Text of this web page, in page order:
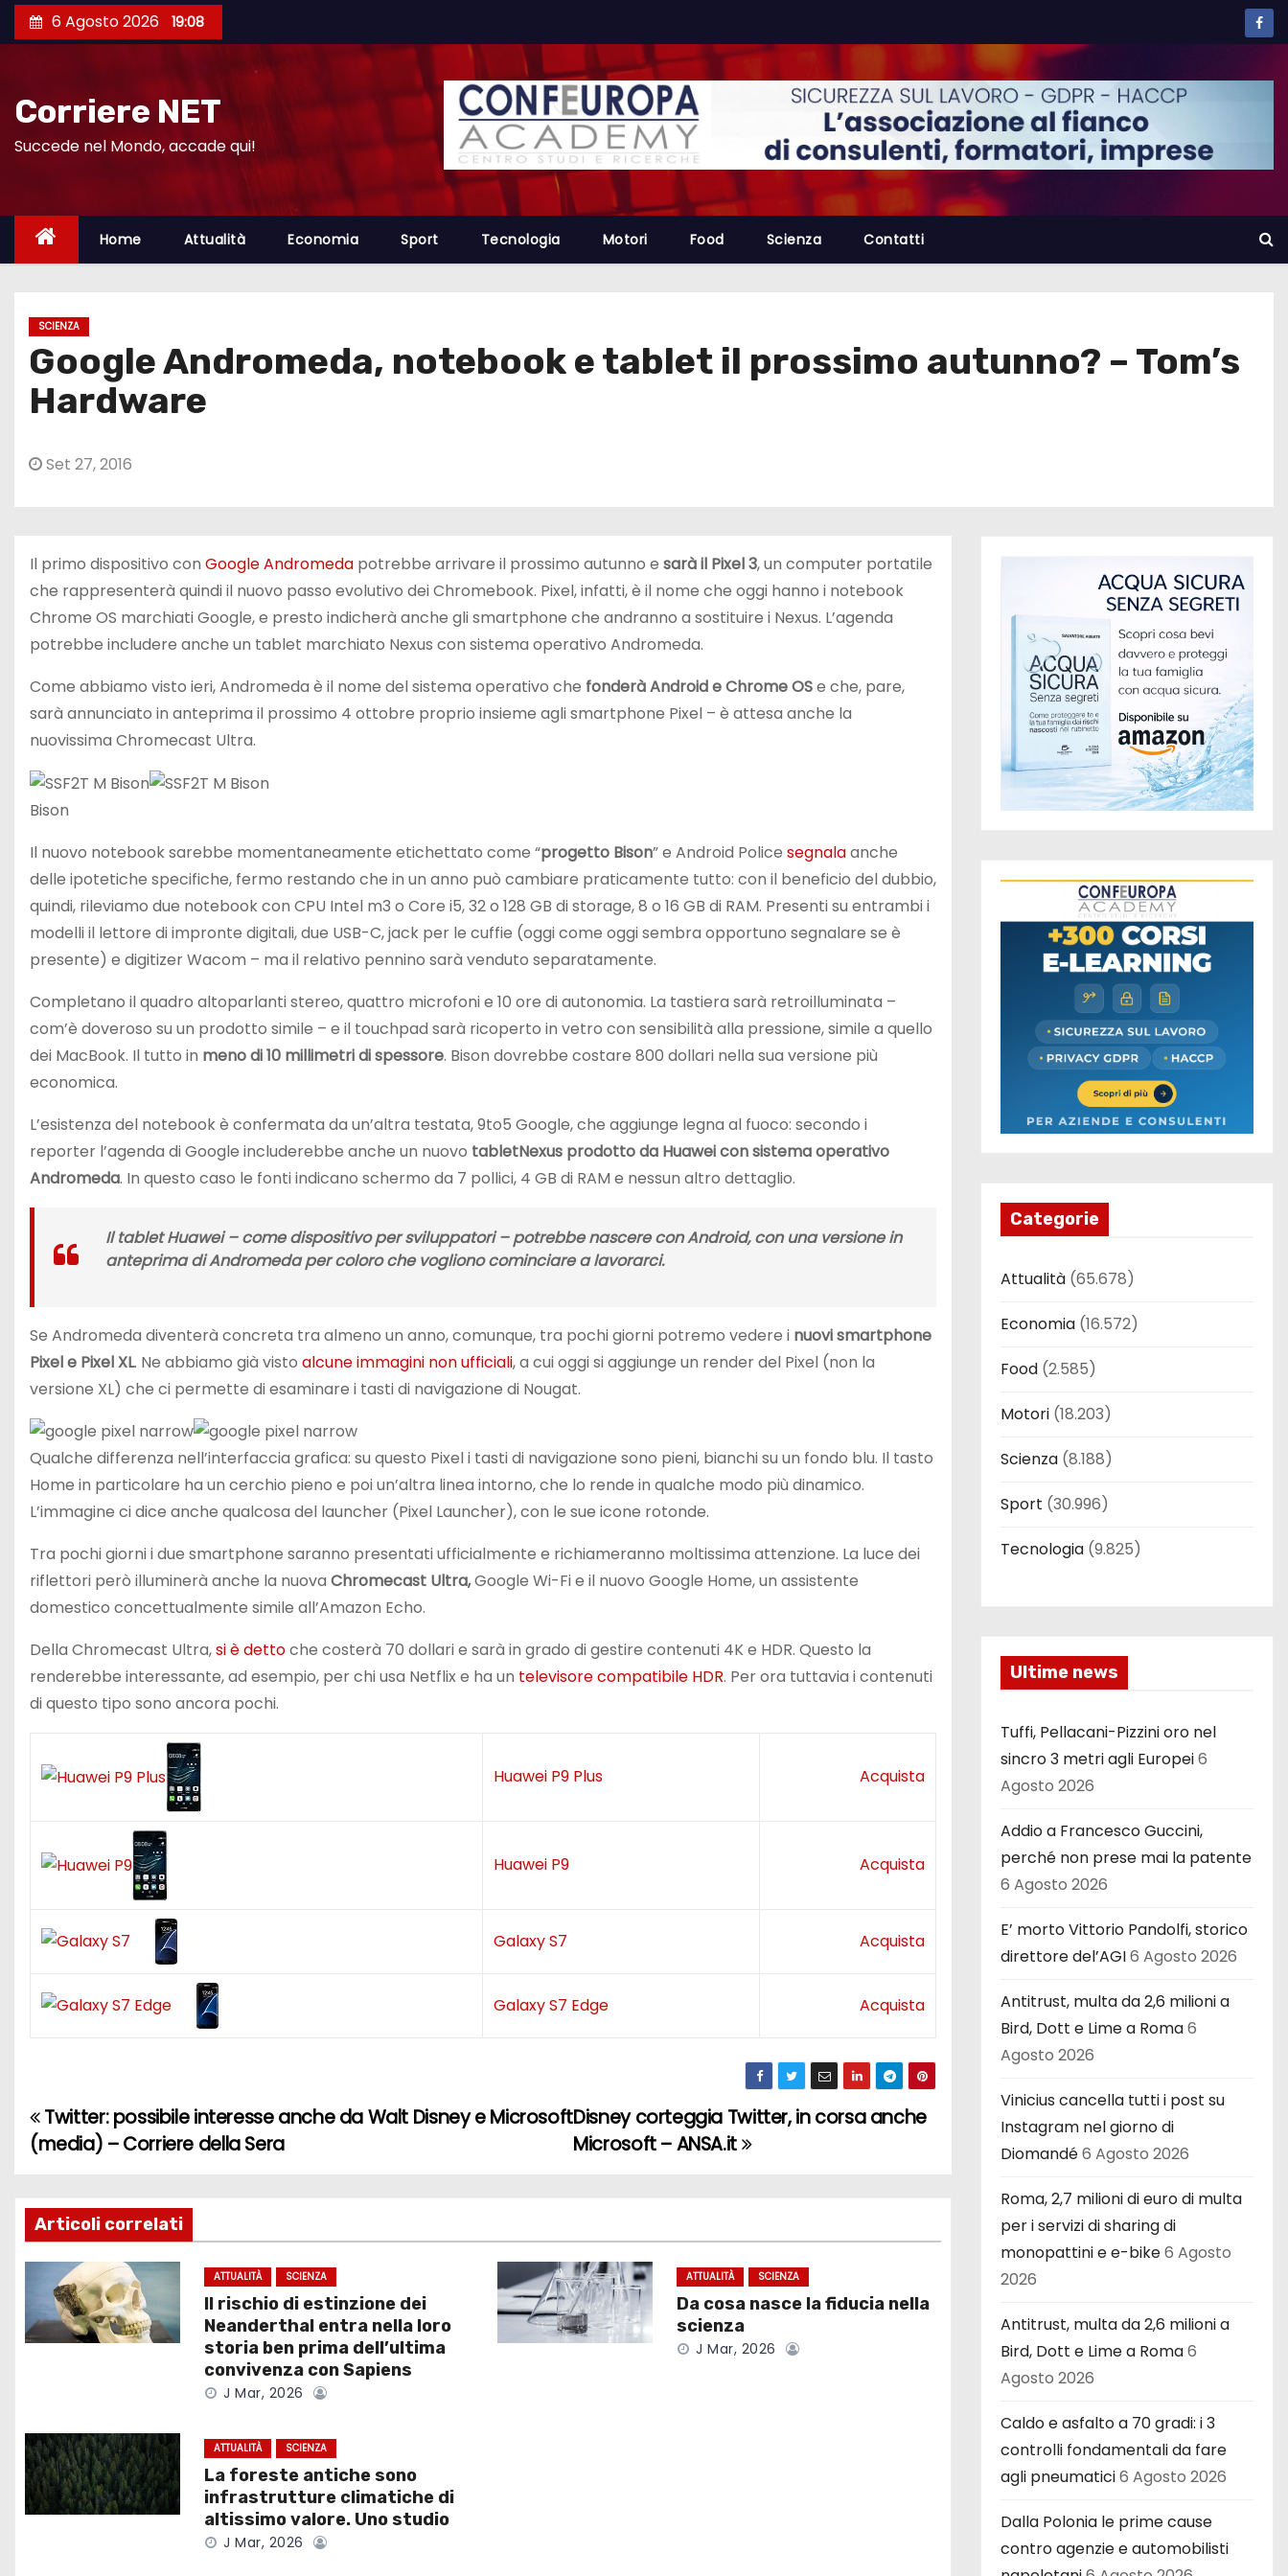
a
6 Agosto 2026 19:08
Corriere NET
Succede nel Mondo, accade qui!
Home Attualità Economia Sport Tecnologia Motori Food Scienza Contatti
SCIENZA
Google Andromeda, notebook e tablet il prossimo autunno? – Tom’s
Hardware
Set 27, 2016
Il primo dispositivo con Google Andromeda potrebbe arrivare il prossimo autunno e sarà il Pixel 3, un computer portatile
che rappresenterà quindi il nuovo passo evolutivo dei Chromebook. Pixel, infatti, è il nome che oggi hanno i notebook
Chrome OS marchiati Google, e presto indicherà anche gli smartphone che andranno a sostituire i Nexus. L’agenda
potrebbe includere anche un tablet marchiato Nexus con sistema operativo Andromeda.
Come abbiamo visto ieri, Andromeda è il nome del sistema operativo che fonderà Android e Chrome OSe che, pare,
sarà annunciato in anteprima il prossimo 4 ottobre proprio insieme agli smartphone Pixel – è attesa anche la
nuovissima Chromecast Ultra.
Bison
Il nuovo notebook sarebbe momentaneamente etichettato come “progetto Bison” e Android Police segnalaanche
delle ipotetiche specifiche, fermo restando che in un anno può cambiare praticamente tutto: con il beneficio del dubbio,
quindi, rileviamo due notebook con CPU Intel m3 o Core i5, 32 o 128 GB di storage, 8 o 16 GB di RAM. Presenti su entrambi i
modelli il lettore di impronte digitali, due USB-C, jack per le cuffie (oggi come oggi sembra opportuno segnalare se è
presente) e digitizer Wacom – ma il relativo pennino sarà venduto separatamente.
Completano il quadro altoparlanti stereo, quattro microfoni e 10 ore di autonomia. La tastiera sarà retroilluminata –
com’è doveroso su un prodotto simile – e il touchpad sarà ricoperto in vetro con sensibilità alla pressione, simile a quello
dei MacBook. Il tutto in meno di 10 millimetri di spessore. Bison dovrebbe costare 800 dollari nella sua versione più
economica.
L’esistenza del notebook è confermata da un’altra testata, 9to5 Google, che aggiunge legna al fuoco: secondo i
reporter l’agenda di Google includerebbe anche un nuovo tabletNexus prodotto da Huawei con sistema operativo
Andromeda. In questo caso le fonti indicano schermo da 7 pollici, 4 GB di RAM e nessun altro dettaglio.
Il tablet Huawei – come dispositivo per sviluppatori – potrebbe nascere con Android, con una versione in
anteprima di Andromeda per coloro che vogliono cominciare a lavorarci.
Se Andromeda diventerà concreta tra almeno un anno, comunque, tra pochi giorni potremo vedere i nuovi smartphone
Pixel e Pixel XL. Ne abbiamo già visto alcune immagini non ufficiali, a cui oggi si aggiunge un render del Pixel (non la
versione XL) che ci permette di esaminare i tasti di navigazione di Nougat.
Qualche differenza nell’interfaccia grafica: su questo Pixel i tasti di navigazione sono pieni, bianchi su un fondo blu. Il tasto
Home in particolare ha un cerchio pieno e poi un’altra linea intorno, che lo rende in qualche modo più dinamico.
L’immagine ci dice anche qualcosa del launcher (Pixel Launcher), con le sue icone rotonde.
Tra pochi giorni i due smartphone saranno presentati ufficialmente e richiameranno moltissima attenzione. La luce dei
riflettori però illuminerà anche la nuova Chromecast Ultra,Google Wi-Fi e il nuovo Google Home, un assistente
domestico concettualmente simile all’Amazon Echo.
Della Chromecast Ultra,si è dettoche costerà 70 dollari e sarà in grado di gestire contenuti 4K e HDR. Questo la
renderebbe interessante, ad esempio, per chi usa Netflix e ha un televisore compatibile HDR. Per ora tuttavia i contenuti
di questo tipo sono ancora pochi.
Huawei P9 Plus Acquista
Huawei P9 Acquista
Galaxy S7 Acquista
Galaxy S7 Edge Acquista
N
a
v
i
a
o
n
Disney corteggia Twitter, in corsa anche
Microsoft – ANSA.it
Twitter: possibile interesse anche da Walt Disney e Microsoft
(media) – Corriere della Sera
Articoli correlati
ATTUALITÀ SCIENZA
Il rischio di estinzione dei
Neanderthal entra nella loro
storia ben prima dell’ultima
convivenza con Sapiens
J Mar, 2026
ATTUALITÀ SCIENZA
Da cosa nasce la fiducia nella
scienza
J Mar, 2026
ATTUALITÀ SCIENZA
La foreste antiche sono
infrastrutture climatiche di
altissimo valore. Uno studio
J Mar, 2026
Categorie
Attualità (65.678)
Economia (16.572)
Food (2.585)
Motori (18.203)
Scienza (8.188)
Sport (30.996)
Tecnologia (9.825)
Ultime news
Tuffi, Pellacani-Pizzini oro nel
sincro 3 metri agli Europei6
Agosto 2026
Addio a Francesco Guccini,
perché non prese mai la patente
6 Agosto 2026
E’ morto Vittorio Pandolfi, storico
direttore del’AGI6 Agosto 2026
Antitrust, multa da 2,6 milioni a
Bird, Dott e Lime a Roma6
Agosto 2026
Vinicius cancella tutti i post su
Instagram nel giorno di
Diomandé6 Agosto 2026
Roma, 2,7 milioni di euro di multa
per i servizi di sharing di
monopattini e e-bike6 Agosto
2026
Antitrust, multa da 2,6 milioni a
Bird, Dott e Lime a Roma6
Agosto 2026
Caldo e asfalto a 70 gradi: i 3
controlli fondamentali da fare
agli pneumatici6 Agosto 2026
Dalla Polonia le prime cause
contro agenzie e automobilisti